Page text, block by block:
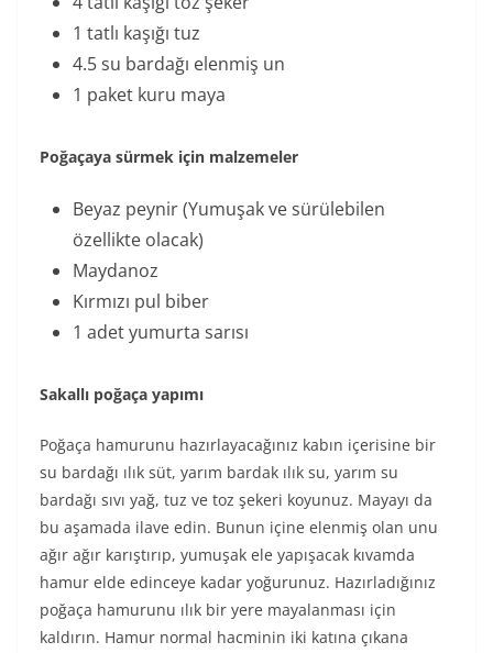
1 tatlı kaşığı tuz
4.5 su bardağı elenmiş un
1 paket kuru maya
Poğaçaya sürmek için malzemeler
Beyaz peynir (Yumuşak ve sürülebilen
özellikte olacak)
Maydanoz
Kırmızı pul biber
1 adet yumurta sarısı
Sakallı poğaça yapımı
Poğaça hamurunu hazırlayacağınız kabın içerisine bir
su bardağı ılık süt, yarım bardak ılık su, yarım su
bardağı sıvı yağ, tuz ve toz şekeri koyunuz. Mayayı da
bu aşamada ilave edin. Bunun içine elenmiş olan unu
ağır ağır karıştırıp, yumuşak ele yapışacak kıvamda
hamur elde edinceye kadar yoğurunuz. Hazırladığınız
poğaça hamurunu ılık bir yere mayalanması için
kaldırın. Hamur normal hacminin iki katına çıkana